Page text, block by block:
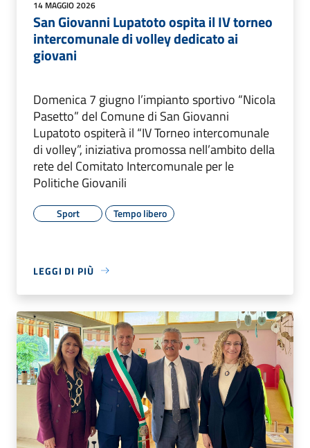
14 MAGGIO 2026
San Giovanni Lupatoto ospita il IV torneo
intercomunale di volley dedicato ai
giovani
Domenica 7 giugno l’impianto sportivo “Nicola
Pasetto” del Comune di San Giovanni
Lupatoto ospiterà il “IV Torneo intercomunale
di volley”, iniziativa promossa nell’ambito della
rete del Comitato Intercomunale per le
Politiche Giovanili
Sport Tempo libero
LEGGI DI PIÙ